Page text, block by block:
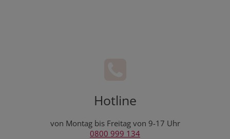
Hotline
von Montag bis Freitag von 9-17 Uhr
0800 999 134